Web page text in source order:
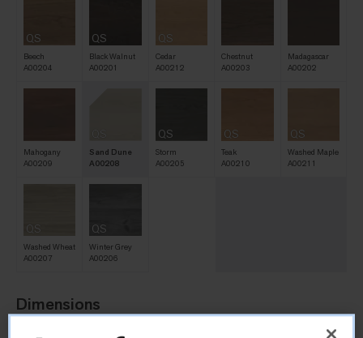
QS
Beech
A00204
QS
Black Walnut
A00201
QS
Cedar
A00212
Chestnut
A00203
Madagascar
A00202
Mahogany
A00209
Sand Dune
A00208
QS
Storm
A00205
QS
Teak
A00210
QS
Washed Maple
A00211
QS
Washed Wheat
A00207
QS
Winter Grey
A00206
Dimensions